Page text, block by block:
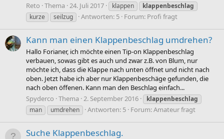
Reto Thema 24. Juli 2017 klappen
klappenbeschlag
kurze
seilzug Antworten: 5 Forum: Profi fragt
Kann man einen Klappenbeschlag umdrehen?
Hallo Forianer, ich möchte einen Tip-on Klappenbeschlag
verbauen, sowas gibt es auch und zwar z.B. von Blum, nur
möchte ich, dass die Klappe nach unten öffnet und nicht nach
oben. Jetzt habe ich aber nur Klappenbeschäge gefunden, die
nach oben öffenen. Kann man den Beschlag einfach...
Spyderco Thema 2. September 2016
klappenbeschlag
man
umdrehen Antworten: 5 Forum:Amateur fragt
Suche Klappenbeschlag.